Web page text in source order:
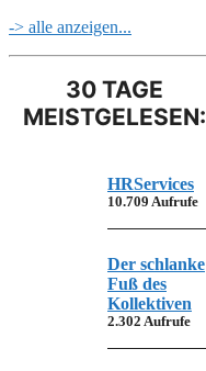
-> alle anzeigen...
30 TAGE
MEISTGELESEN:
HRServices
10.709 Aufrufe
Der schlanke
Fuß des
Kollektiven
2.302 Aufrufe